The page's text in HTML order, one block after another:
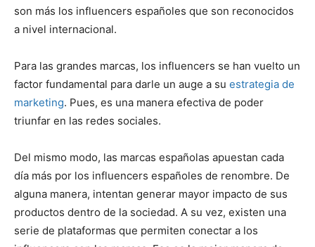
son más los influencers españoles que son reconocidos
a nivel internacional.
Para las grandes marcas, los influencers se han vuelto un
factor fundamental para darle un auge a su estrategia de
marketing. Pues, es una manera efectiva de poder
triunfar en las redes sociales.
Del mismo modo, las marcas españolas apuestan cada
día más por los influencers españoles de renombre. De
alguna manera, intentan generar mayor impacto de sus
productos dentro de la sociedad. A su vez, existen una
serie de plataformas que permiten conectar a los